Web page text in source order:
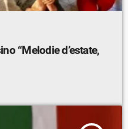
“Melodie d’estate,